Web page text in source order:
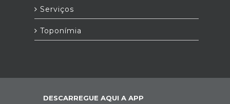
Serviços
Toponímia
DESCARREGUE AQUI A APP